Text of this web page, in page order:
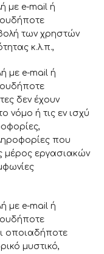
με e-mail ή
των χρηστών
κ.λ.π.,
με e-mail ή
δεν έχουν
νόμο ή τις εν ισχύ
που
εργασιακών
με e-mail ή
οποιαδήποτε
μυστικό,